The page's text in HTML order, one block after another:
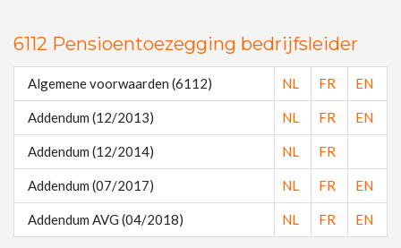
6112 Pensioentoezegging bedrijfsleider
Algemene voorwaarden (6112) NL FR EN
Addendum (12/2013) NL FR EN
Addendum (12/2014) NL FR
Addendum (07/2017) NL FR EN
Addendum AVG (04/2018) NL FR EN